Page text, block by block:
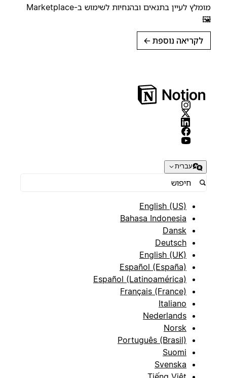
מומלץ לעיין בתנאים ובהנחיות לשימוש ב-Marketplace
🖼️
לקריאה נוספת →
עברית
English (US)
Bahasa Indonesia
Dansk
Deutsch
English (UK)
Español (España)
Español (Latinoamérica)
Français (France)
Italiano
Nederlands
Norsk
Português (Brasil)
Suomi
Svenska